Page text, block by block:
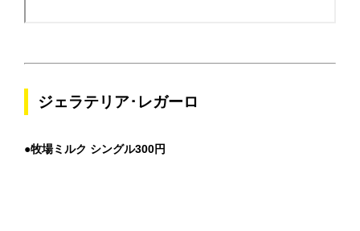
ジェラテリア･レガーロ
●牧場ミルク シングル300円